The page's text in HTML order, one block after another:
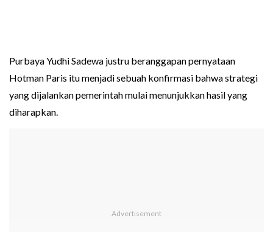
Purbaya Yudhi Sadewa justru beranggapan pernyataan
Hotman Paris itu menjadi sebuah konfirmasi bahwa strategi
yang dijalankan pemerintah mulai menunjukkan hasil yang
diharapkan.